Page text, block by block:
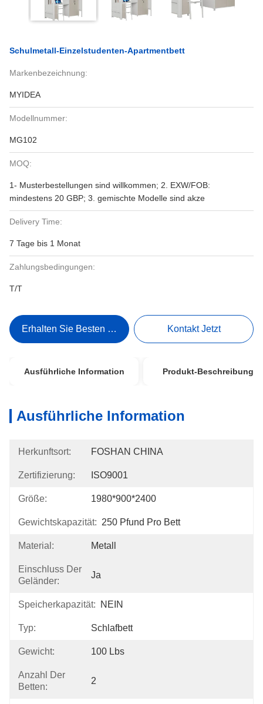
Schulmetall-Einzelstudenten-Apartmentbett
Markenbezeichnung:
MYIDEA
Modellnummer:
MG102
MOQ:
1- Musterbestellungen sind willkommen; 2. EXW/FOB:
mindestens 20 GBP; 3. gemischte Modelle sind akze
Delivery Time:
7 Tage bis 1 Monat
Zahlungsbedingungen:
T/T
Erhalten Sie Besten Preis Kontakt Jetzt
Ausführliche Information Produkt-Beschreibung
Ausführliche Information
Herkunftsort: FOSHAN CHINA
Zertifizierung: ISO9001
Größe: 1980*900*2400
Gewichtskapazität: 250 Pfund Pro Bett
Material: Metall
Einschluss Der
Geländer:
Ja
Speicherkapazität: NEIN
Typ: Schlafbett
Gewicht: 100 Lbs
Anzahl Der
Betten:
2